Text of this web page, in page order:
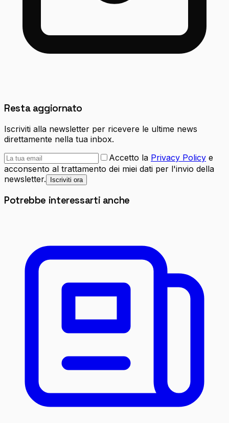
Resta aggiornato
Iscriviti alla newsletter per ricevere le ultime news
direttamente nella tua inbox.
Accetto la Privacy Policy e
acconsento al trattamento dei miei dati per l'invio della
newsletter.
Iscriviti ora
Potrebbe interessarti anche